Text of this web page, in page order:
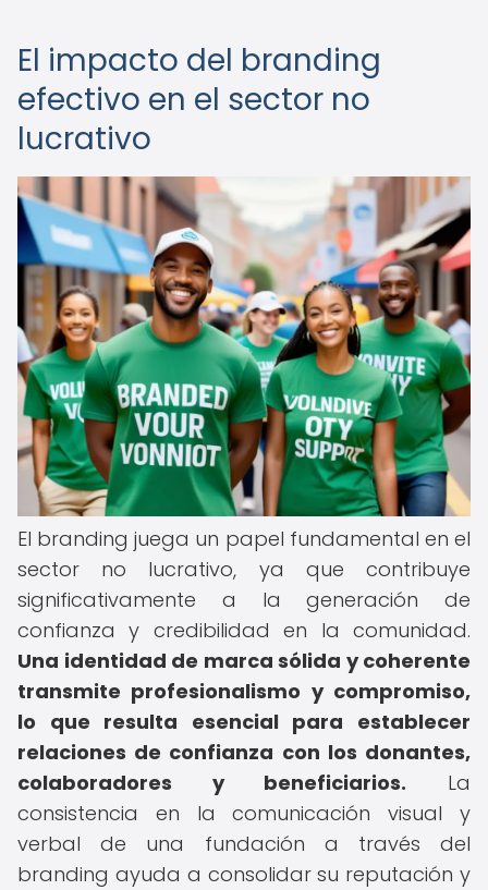
El impacto del branding
efectivo en el sector no
lucrativo
El branding juega un papel fundamental en el
sector no lucrativo, ya que contribuye
significativamente a la generación de
confianza y credibilidad en la comunidad.
Una identidad de marca sólida y coherente
transmite profesionalismo y compromiso,
lo que resulta esencial para establecer
relaciones de confianza con los donantes,
colaboradores y beneficiarios. La
consistencia en la comunicación visual y
verbal de una fundación a través del
branding ayuda a consolidar su reputación y